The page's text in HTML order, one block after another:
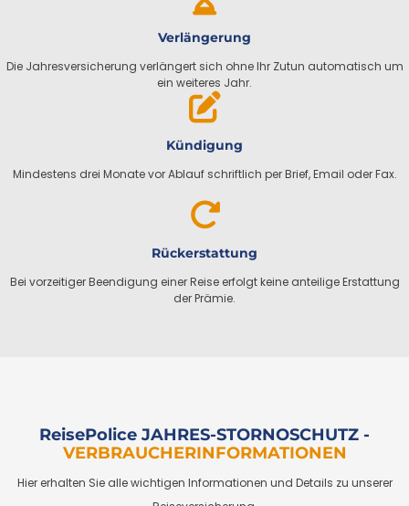
Verlängerung
Die Jahresversicherung verlängert sich ohne Ihr Zutun automatisch um
ein weiteres Jahr.
Kündigung
Mindestens drei Monate vor Ablauf schriftlich per Brief, Email oder Fax.
Rückerstattung
Bei vorzeitiger Beendigung einer Reise erfolgt keine anteilige Erstattung
der Prämie.
ReisePolice JAHRES-STORNOSCHUTZ -
VERBRAUCHERINFORMATIONEN
Hier erhalten Sie alle wichtigen Informationen und Details zu unserer